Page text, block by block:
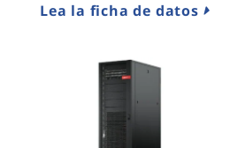
Lea la ficha de datos